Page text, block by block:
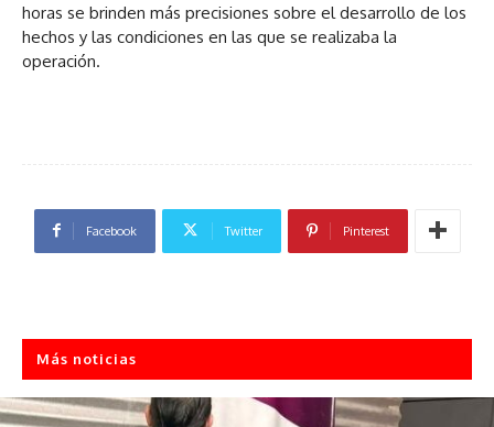
horas se brinden más precisiones sobre el desarrollo de los
hechos y las condiciones en las que se realizaba la
operación.
Facebook Twitter Pinterest
Más noticias